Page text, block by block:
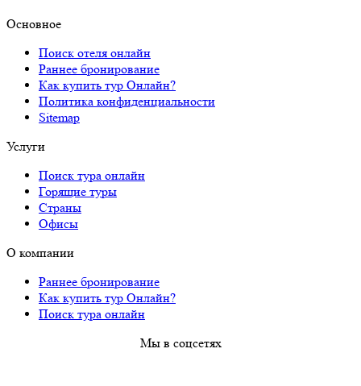
Основное
Поиск отеля онлайн
Раннее бронирование
Как купить тур Онлайн?
Политика конфиденциальности
Sitemap
Услуги
Поиск тура онлайн
Горящие туры
Страны
Офисы
О компании
Раннее бронирование
Как купить тур Онлайн?
Поиск тура онлайн
Мы в соцсетях